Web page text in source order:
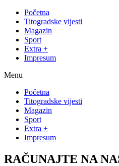
Početna
Titogradske vijesti
Magazin
Sport
Extra +
Impresum
Menu
Početna
Titogradske vijesti
Magazin
Sport
Extra +
Impresum
RAČUNAJTE NA